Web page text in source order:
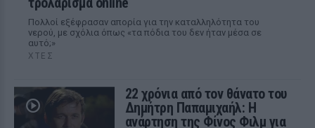
Πολλοί εξέφρασαν απορία για την καταλληλότητα του
νερού, με σχόλια όπως «τα πόδια του δεν ήταν μέσα σε
αυτό;»
ΧΤΕΣ
22 χρόνια από τον θάνατο του
Δημήτρη Παπαμιχαήλ: Η
ανάρτηση της Φίνος Φιλμ για